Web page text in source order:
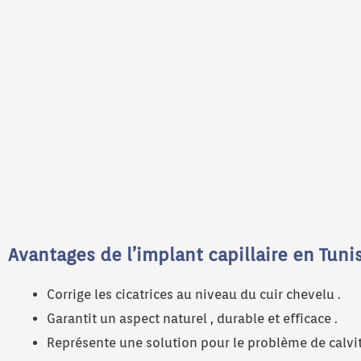
Avantages de l’implant capillaire en
Corrige les cicatrices au niveau du cuir chevelu .
Garantit un aspect naturel , durable et efficace .
Représente une solution pour le problème de